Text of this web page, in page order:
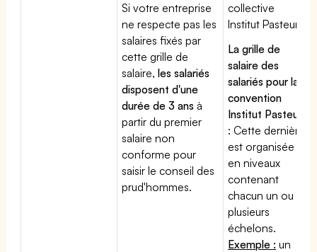
Si votre entreprise
ne respecte pas les
salaires fixés par
cette grille de
salaire,les salariés
disposent d'une
durée de 3 ans à
partir du premier
salaire non
conforme pour
saisir le conseil des
prud'hommes.
collective
Institut Pasteur
La grille de
salaire des
salariés pour la
convention
Institut Pasteur
: Cette dernière
est organisée
en niveaux
contenant
chacun un ou
plusieurs
échelons.
Exemple : un